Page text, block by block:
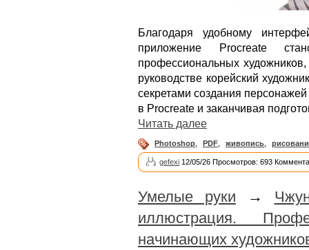
Благодаря удобному
приложение Procreate
профессиональных
руководстве корейский
секретами создания
в Procreate и заканчивая
Читать далее
Photoshop PDF живопись
gefexi 12/05/26 Просмотров: 693
Умелые руки →
иллюстрация.
начинающих